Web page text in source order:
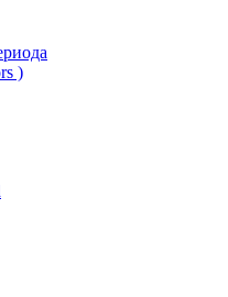
)